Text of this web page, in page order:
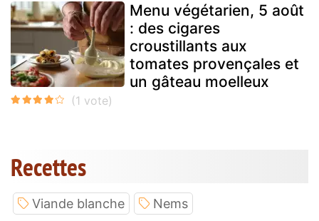
Menu végétarien, 5 août
: des cigares
croustillants aux
tomates provençales et
un gâteau moelleux
Recettes
Viande blanche Nems